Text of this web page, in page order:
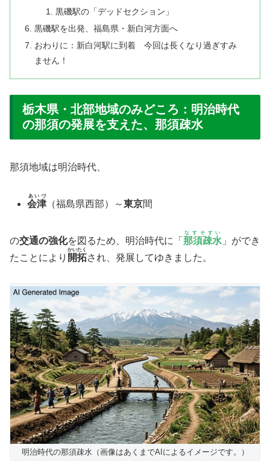
黒磯駅の「デッドセクション」
黒磯駅を出発、福島県・新白河方面へ
おわりに：新白河駅に到着 今回は長くなり過ぎすみ
ません！
栃木県・北部地域のみどころ：明治時代
の那須の発展を支えた、那須疎水
那須地域は明治時代、
会津
あいづ
（福島県西部）～東京間
の交通の強化を図るため、明治時代に「 那須疎水
なすそすい
」ができ
たことにより 開拓
かいたく
され、発展してゆきました。
明治時代の那須疎水（画像はあくまでAIによるイメージです。）